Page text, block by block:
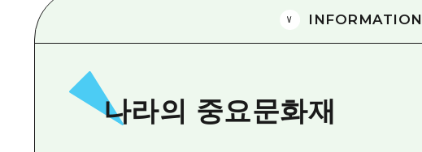
INFORMATION
나라의 중요문화재